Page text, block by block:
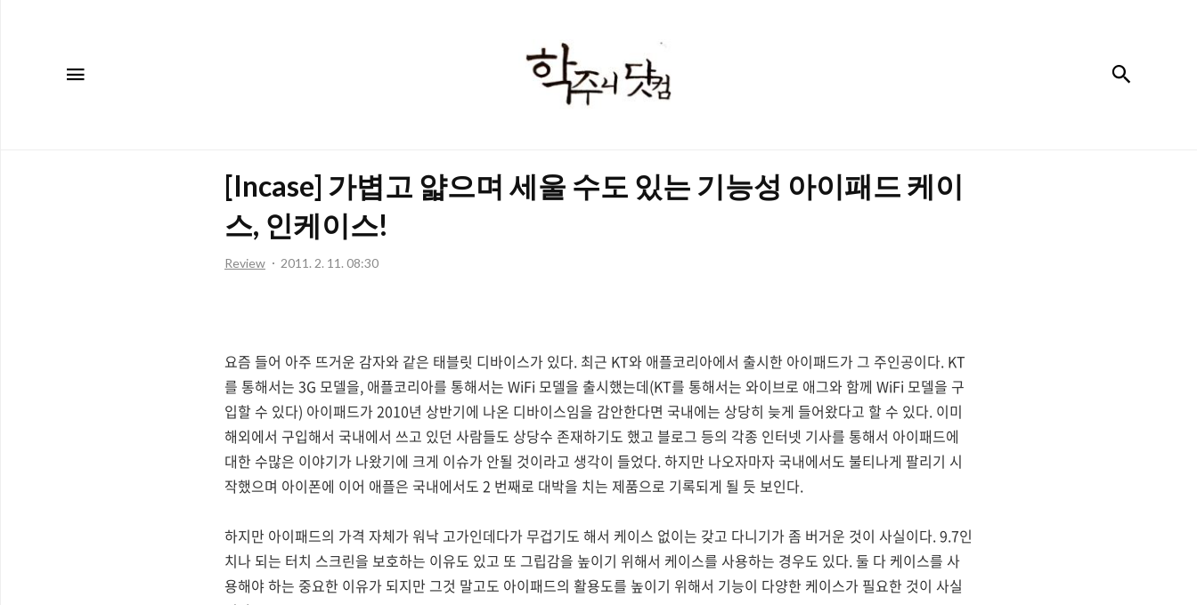
주
컴
[Incase] 가볍고 얇으며 세울 수도 있는 기능성 아이패드 케이
스, 인케이스!
Review 2011. 2. 11. 08:30
요즘 들어 아주 뜨거운 감자와 같은 태블릿 디바이스가 있다. 최근 KT와 애플코리아에서 출시한 아이패드가 그 주인공이다. KT
를 통해서는 3G 모델을, 애플코리아를 통해서는 WiFi 모델을 출시했는데(KT를 통해서는 와이브로 애그와 함께 WiFi 모델을 구
입할 수 있다) 아이패드가 2010년 상반기에 나온 디바이스임을 감안한다면 국내에는 상당히 늦게 들어왔다고 할 수 있다. 이미
해외에서 구입해서 국내에서 쓰고 있던 사람들도 상당수 존재하기도 했고 블로그 등의 각종 인터넷 기사를 통해서 아이패드에
대한 수많은 이야기가 나왔기에 크게 이슈가 안될 것이라고 생각이 들었다. 하지만 나오자마자 국내에서도 불티나게 팔리기 시
작했으며 아이폰에 이어 애플은 국내에서도 2 번째로 대박을 치는 제품으로 기록되게 될 듯 보인다.
하지만 아이패드의 가격 자체가 워낙 고가인데다가 무겁기도 해서 케이스 없이는 갖고 다니기가 좀 버거운 것이 사실이다. 9.7인
치나 되는 터치 스크린을 보호하는 이유도 있고 또 그립감을 높이기 위해서 케이스를 사용하는 경우도 있다. 둘 다 케이스를 사
용해야 하는 중요한 이유가 되지만 그것 말고도 아이패드의 활용도를 높이기 위해서 기능이 다양한 케이스가 필요한 것이 사실